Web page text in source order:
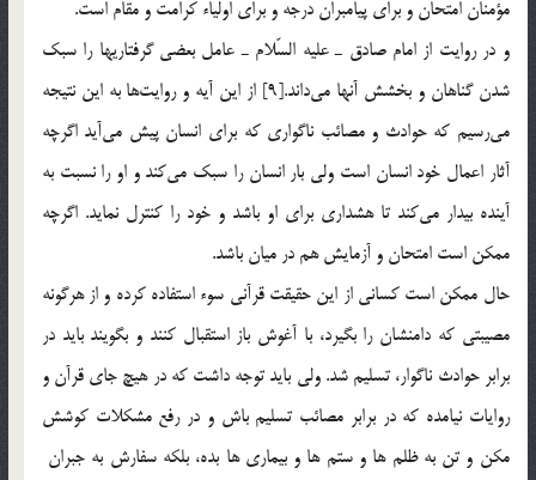
مؤمنان امتحان و براي پيامبران درجه و براي اولياء كرامت و مقام است.
و در روايت از امام صادق ـ عليه السّلام ـ عامل بعضي گرفتاريها را سبك
شدن گناهان و بخشش آنها مي‌داند.[9] از اين آيه و روايت‌ها به اين نتيجه
مي‌رسيم كه حوادث و مصائب ناگواري كه براي انسان پيش مي‌آيد اگرچه
آثار اعمال خود انسان است ولي بار انسان را سبك مي‌كند و او را نسبت به
آينده بيدار مي‌كند تا هشداري براي او باشد و خود را كنترل نمايد. اگرچه
ممكن است امتحان و آزمايش هم در ميان باشد.
حال ممكن است كساني از اين حقيقت قرآني سوء استفاده كرده و از هرگونه
مصيبتي که دامنشان را بگيرد، با آغوش باز استقبال كنند و بگويند بايد در
برابر حوادث ناگوار، تسليم شد. ولي بايد توجه داشت كه در هيچ جاي قرآن و
روايات نيامده كه در برابر مصائب تسليم باش و در رفع مشكلات كوشش
مكن و تن به ظلم ها و ستم ها و بيماري ها بده، بلكه سفارش به جبران